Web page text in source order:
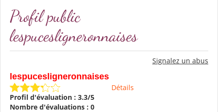
Profil public
lespucesligneronnaises
Signalez un abus
lespucesligneronnaises
Détails
Profil d'évaluation : 3.3/5
Nombre d'évaluations : 0